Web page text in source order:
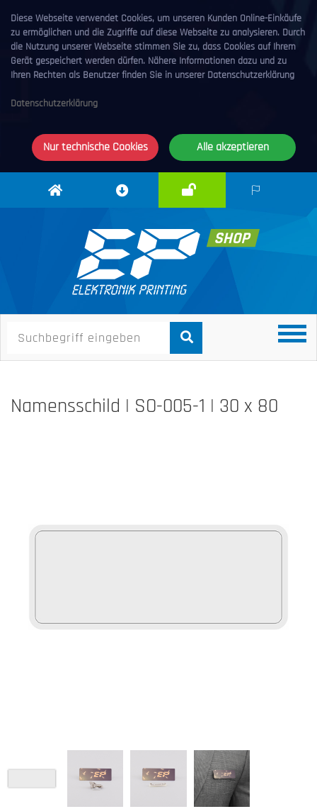
Diese Webseite verwendet Cookies, um unseren Kunden Online-Einkäufe
zu ermöglichen und die Zugriffe auf diese Webseite zu analysieren. Durch
die Nutzung unserer Webseite stimmen Sie zu, dass Cookies auf Ihrem
Gerät gespeichert werden dürfen. Nähere Informationen dazu und zu
Ihren Rechten als Benutzer finden Sie in unserer Datenschutzerklärung
Datenschutzerklärung
Nur technische Cookies Alle akzeptieren
Elektronik
Downloadcenter
Namensschild | SO-005-1 | 30 x 80